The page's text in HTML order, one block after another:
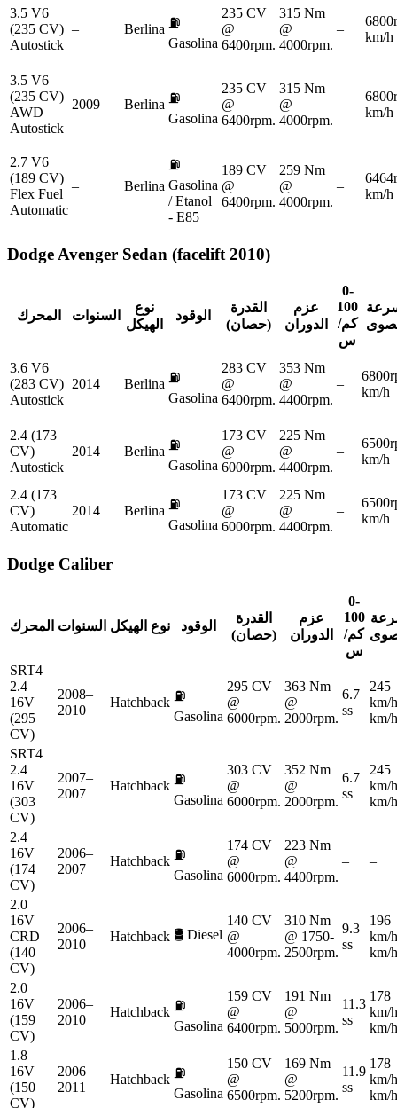
3.5 V6
(235 CV)
Autostick
– Berlina ⛽
Gasolina
235 CV
@
6400rpm.
315 Nm
@
4000rpm.
–
km/h
3.5 V6
(235 CV)
AWD
Autostick
2009 Berlina ⛽
Gasolina
235 CV
@
6400rpm.
315 Nm
@
4000rpm.
–
km/h
2.7 V6
(189 CV)
Flex Fuel
Automatic
– Berlina
⛽
Gasolina
/ Etanol
- E85
189 CV
@
6400rpm.
259 Nm
@
4000rpm.
–
km/h
Dodge Avenger Sedan (facelift 2010)
المحرك السنوات
نوع
الهيكل
الوقود
القدرة
(حصان)
عزم
الدوران
0-
100
كم/
س
3.6 V6
(283 CV)
Autostick
2014 Berlina ⛽
Gasolina
283 CV
@
6400rpm.
353 Nm
@
4400rpm.
–
km/h
2.4 (173
CV)
Autostick
2014 Berlina ⛽
Gasolina
173 CV
@
6000rpm.
225 Nm
@
4400rpm.
–
km/h
2.4 (173
CV)
Automatic
2014 Berlina ⛽
Gasolina
173 CV
@
6000rpm.
225 Nm
@
4400rpm.
–
km/h
Dodge Caliber
المحرك السنوات نوع الهيكل الوقود
القدرة
(حصان)
عزم
الدوران
0-
100
كم/
س
SRT4
2.4
16V
(295
CV)
2008–
2010
Hatchback ⛽
Gasolina
295 CV
@
6000rpm.
363 Nm
@
2000rpm.
6.7
ss
245
km/h
km/h
SRT4
2.4
16V
(303
CV)
2007–
2007
Hatchback ⛽
Gasolina
303 CV
@
6000rpm.
352 Nm
@
2000rpm.
6.7
ss
245
km/h
km/h
2.4
16V
(174
CV)
2006–
2007
Hatchback ⛽
Gasolina
174 CV
@
6000rpm.
223 Nm
@
4400rpm.
– –
2.0
16V
CRD
(140
CV)
2006–
2010
Hatchback 🛢️ Diesel
140 CV
@
4000rpm.
310 Nm
@ 1750-
2500rpm.
9.3
ss
196
km/h
km/h
2.0
16V
(159
CV)
2006–
2010
Hatchback ⛽
Gasolina
159 CV
@
6400rpm.
191 Nm
@
5000rpm.
11.3
ss
178
km/h
km/h
1.8
16V
(150
CV)
2006–
2011
Hatchback ⛽
Gasolina
150 CV
@
6500rpm.
169 Nm
@
5200rpm.
11.9
ss
178
km/h
km/h